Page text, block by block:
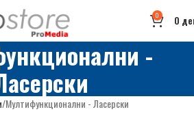
0 0
-
Мултифункционални - Ласерски